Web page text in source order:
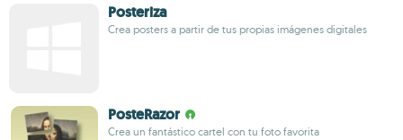
Posteriza
Crea posters a partir de tus propias imágenes digitales
PosteRazor
Crea un fantástico cartel con tu foto favorita